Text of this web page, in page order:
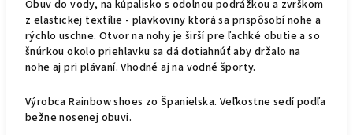
Obuv do vody, na kúpalisko s odolnou podrážkou a zvrškom
z elastickej textílie - plavkoviny ktorá sa prispôsobí nohe a
rýchlo uschne. Otvor na nohy je širší pre ľachké obutie a so
šnúrkou okolo priehlavku sa dá dotiahnúť aby držalo na
nohe aj pri plávaní. Vhodné aj na vodné športy.
Výrobca Rainbow shoes zo Španielska. Veľkostne sedí podľa
bežne nosenej obuvi.